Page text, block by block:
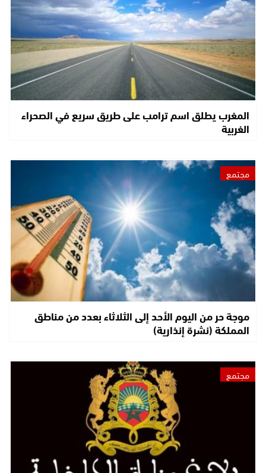
المغرب يطلق اسم ترامب على طريق سريع في الصحراء
الغربية
مجتمع
موجة حر من اليوم الأحد إلى الثلاثاء بعدد من مناطق
المملكة (نشرة إنذارية)
مجتمع